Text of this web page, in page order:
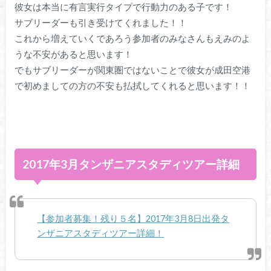
彼女は本当に有言実行タイプで行動力のある子です！
サブリーダーも引き受けてくれました！！
これから増えていくであろう参加者のみなさんもえみのよ
うな不安があると思います！
でもサブリーダーが関東圏ではないことで彼女が成田空港
で初めましての方の不安も払拭してくれると思います！！
2017年3月タンザニアスタディツアー詳細
【参加者募集！残り５名】2017年3月8日出発タ
ンザニアスタディツアー詳細！